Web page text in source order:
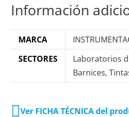
Información
MARCA
SECTORES
Laboratorios
Barnices,
Ver FICHA TÉCNICA del